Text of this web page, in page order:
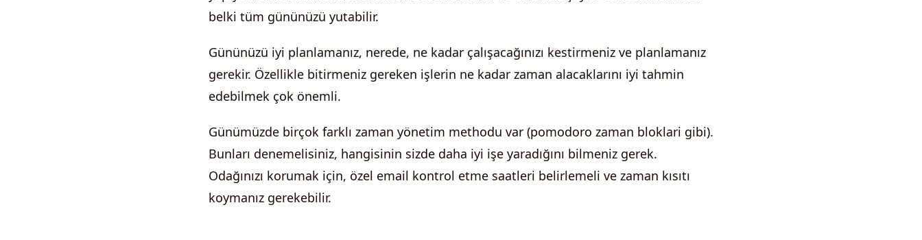
belki tüm gününüzü yutabilir.
Gününüzü iyi planlamanız, nerede, ne kadar çalışacağınızı kestirmeniz ve planlamanız
gerekir. Özellikle bitirmeniz gereken işlerin ne kadar zaman alacaklarını iyi tahmin
edebilmek çok önemli.
Günümüzde birçok farklı zaman yönetim methodu var (pomodoro zaman bloklari gibi).
Bunları denemelisiniz, hangisinin sizde daha iyi işe yaradığını bilmeniz gerek.
Odağınızı korumak için, özel email kontrol etme saatleri belirlemeli ve zaman kısıtı
koymanız gerekebilir.